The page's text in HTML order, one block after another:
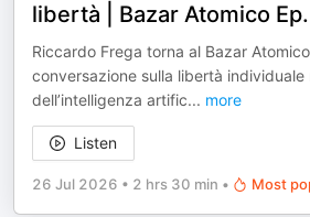
libertà | Bazar Atomico
Riccardo Frega torna al Bazar
conversazione sulla libertà individuale
dell’intelligenza artific... more
Listen
26 Jul 2026 • 2 hrs 30 min • Most